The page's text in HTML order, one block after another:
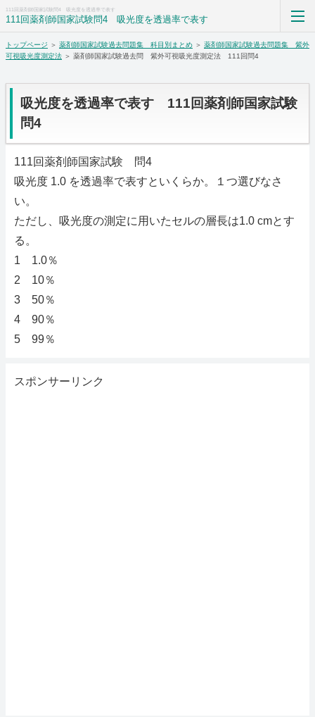
111回薬剤師国家試験問4 吸光度を透過率で表す
111回薬剤師国家試験問4 吸光度を透過率で表す
薬剤師国家試験過去問題集解答解説科目別まとめ
ホーム
RSS購読
トップページ ＞ 薬剤師国家試験過去問題集 科目別まとめ ＞ 薬剤師国家試験過去問題集 紫外
可視吸光度測定法 ＞ 薬剤師国家試験過去問 紫外可視吸光度測定法 111回問4
吸光度を透過率で表す 111回薬剤師国家試験
問4
111回薬剤師国家試験 問4
吸光度 1.0 を透過率で表すといくらか。１つ選びなさ
い。
ただし、吸光度の測定に用いたセルの層長は1.0 cmとす
る。
1 1.0％
2 10％
3 50％
4 90％
5 99％
スポンサーリンク